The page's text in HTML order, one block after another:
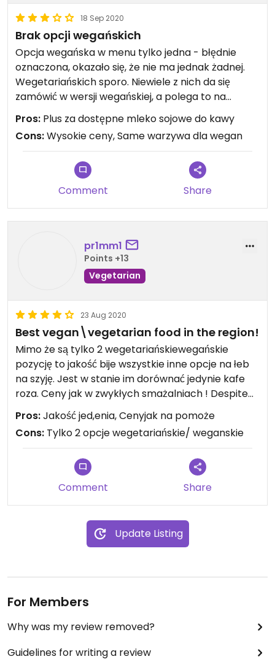
18 Sep 2020
Brak opcji wegańskich
Opcja wegańska w menu tylko jedna - błędnie
oznaczona, okazało się, że nie ma jednak żadnej.
Wegetariańskich sporo. Niewiele z nich da się
zamówić w wersji wegańskiej, a polega to na
odjęciu sera czy jajka i zostawieniu właściwie
samych warzyw, którymi trudno się najeść. Są w
menu falafle, ale akurat nie były dostępne. Ceny
bardzo wysokie w stosunku do jakości.
Pros: Plus za dostępne mleko sojowe do kawy
Cons:Wysokie ceny, Same warzywa dla wegan
Comment Share
pr1mm1
Points +13
Vegetarian
23 Aug 2020
Best vegan\vegetarian food in the region!
Mimo że są tylko 2 wegetariańskiewegańskie
pozycję to jakość bije wszystkie inne opcje na łeb
na szyję. Jest w stanie im dorównać jedynie kafe
roza. Ceny jak w zwykłych smażalniach ! Despite
that they have only 2 vegetarianvegan on the
menu it's the best option in the region. Only Kafe
Roza can match them. Prices like at fish frying
places!
Pros:Jakość jed,enia, Cenyjak na pomoże
Cons: Tylko 2 opcje wegetariańskie/ weganskie
Comment Share
Update Listing
For Members
Why was my review removed?
Guidelines for writing a review